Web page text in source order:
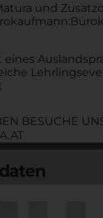
und
eines
BESUCHE